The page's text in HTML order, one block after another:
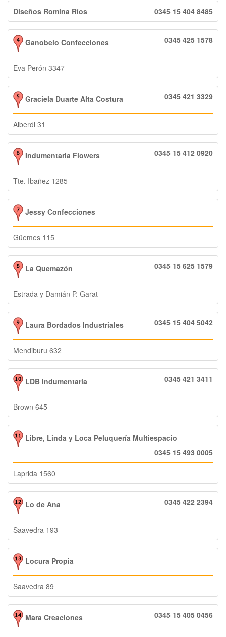
Diseños Romina Ríos 0345 15 404 8485
Ganobelo Confecciones 0345 425 1578
Eva Perón 3347
Graciela Duarte Alta Costura 0345 421 3329
Alberdi 31
Indumentaria Flowers 0345 15 412 0920
Tte. Ibañez 1285
Jessy Confecciones
Güemes 115
La Quemazón 0345 15 625 1579
Estrada y Damián P. Garat
Laura Bordados Industriales 0345 15 404 5042
Mendiburu 632
LDB Indumentaria 0345 421 3411
Brown 645
Libre, Linda y Loca Peluquería Multiespacio
0345 15 493 0005
Laprida 1560
Lo de Ana 0345 422 2394
Saavedra 193
Locura Propia
Saavedra 89
Mara Creaciones 0345 15 405 0456